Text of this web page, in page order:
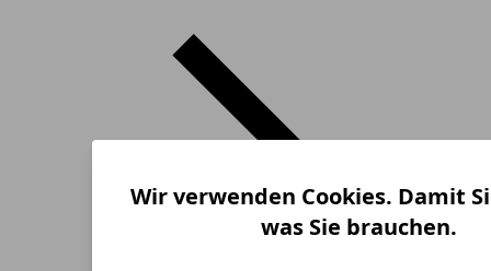
Wir verwenden Cookies. Damit
was Sie brauchen.